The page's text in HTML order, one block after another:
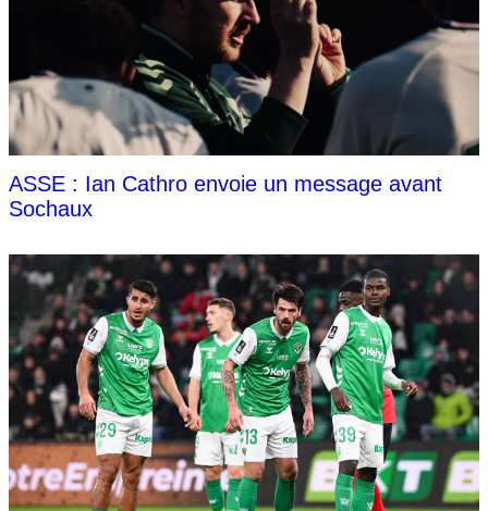
ASSE : Ian Cathro envoie un message avant
Sochaux